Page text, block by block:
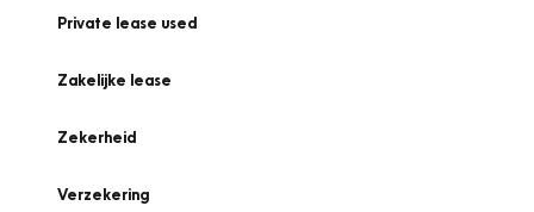
Private lease used
Zakelijke lease
Zekerheid
Verzekering